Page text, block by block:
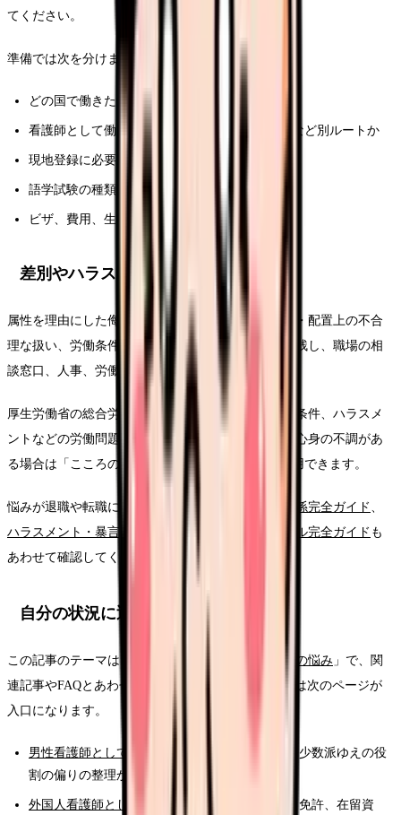
てください。
準備では次を分けます。
どの国で働きたいか
看護師として働くのか、留学・研修・医療通訳など別ルートか
現地登録に必要な学歴・実務経験
語学試験の種類と目標
ビザ、費用、生活設計
差別やハラスメントを受けた時
属性を理由にした侮辱、排除、アウティング、採用・配置上の不合
理な扱い、労働条件の不利益がある場合は、記録を残し、職場の相
談窓口、人事、労働組合、外部窓口へ相談します。
厚生労働省の総合労働相談コーナーは、解雇、労働条件、ハラスメ
ントなどの労働問題について相談できる窓口です。心身の不調があ
る場合は「こころの耳電話相談」0120-565-455も利用できます。
悩みが退職や転職につながっている場合は、 人間関係完全ガイド
ハラスメント・暴言完全ガイド
労務・法律トラブル完全ガイド も
あわせて確認してください。
自分の状況に近い悩みから深掘りする
この記事のテーマは、悩みカテゴリ「 属性・少数派の悩み 」で、関
連記事やFAQとあわせて整理しています。状況別には次のページが
入口になります。
男性看護師として働きにくさを感じている方
— 少数派ゆえの役
割の偏りの整理から
外国人看護師として日本で働く・働きたい方
— 免許、在留資